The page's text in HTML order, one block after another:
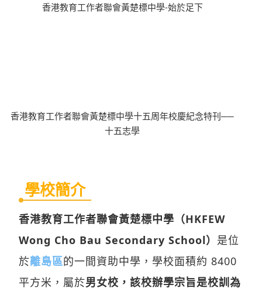
香港教育工作者聯會黃楚標中學-始於足下
香港教育工作者聯會黃楚標中學十五周年校慶紀念特刊──
十五志學
學校簡介
香港教育工作者聯會黃楚標中學（HKFEW
Wong Cho Bau Secondary School） 是位
於離島區的一間資助中學，學校面積約 8400
平方米，屬於男女校，該校辦學宗旨是校訓為